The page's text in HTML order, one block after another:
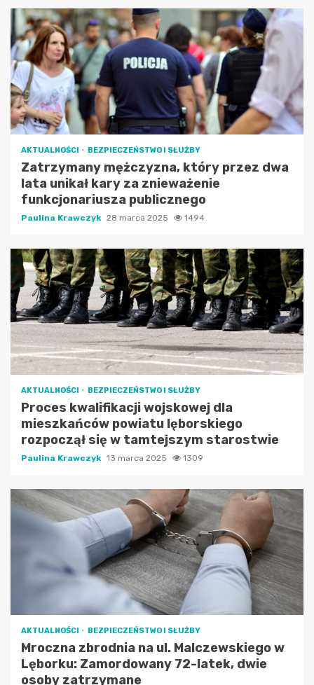
AKTUALNOŚCI BEZPIECZEŃSTWO I SŁUŻBY
Zatrzymany mężczyzna, który przez dwa
lata unikał kary za znieważenie
funkcjonariusza publicznego
Paulina Krawczyk 28 marca 2025 1494
AKTUALNOŚCI BEZPIECZEŃSTWO I SŁUŻBY
Proces kwalifikacji wojskowej dla
mieszkańców powiatu lęborskiego
rozpoczął się w tamtejszym starostwie
Paulina Krawczyk 13 marca 2025 1309
AKTUALNOŚCI BEZPIECZEŃSTWO I SŁUŻBY
Mroczna zbrodnia na ul. Malczewskiego w
Lęborku: Zamordowany 72-latek, dwie
osoby zatrzymane